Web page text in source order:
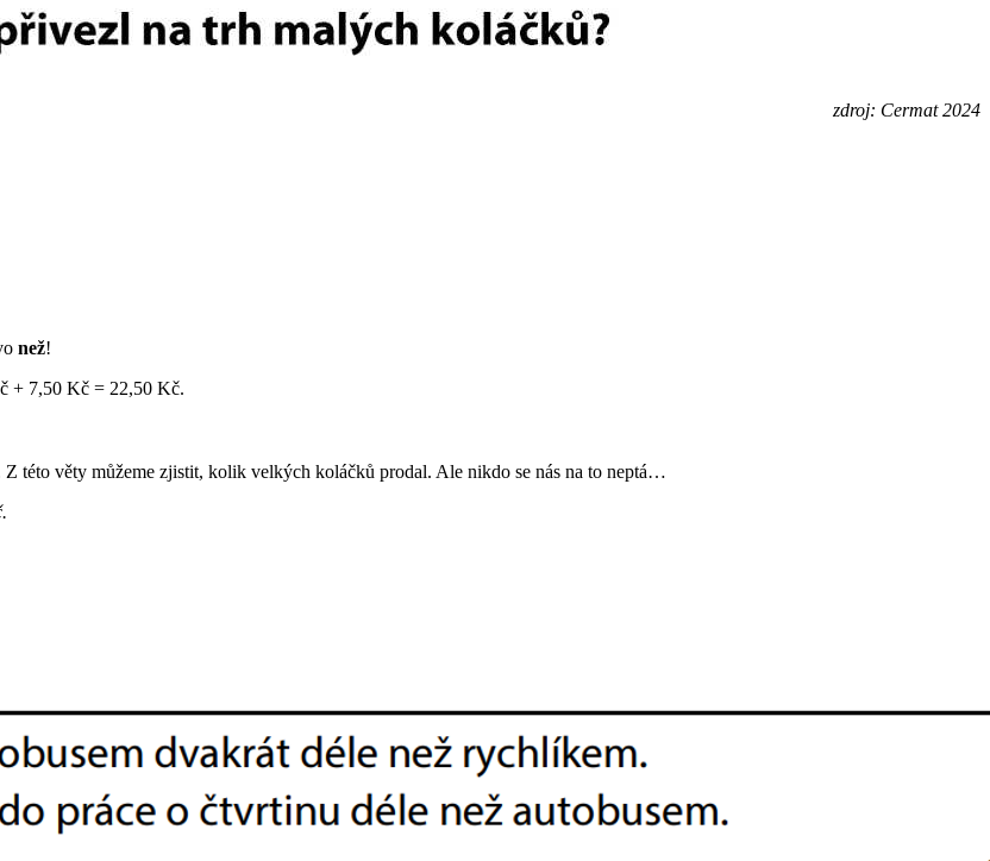
zdroj: Cermat 2024
než!
+ 7,50 Kč = 22,50 Kč.
této věty můžeme zjistit, kolik velkých koláčků prodal. Ale nikdo se nás na to neptá…